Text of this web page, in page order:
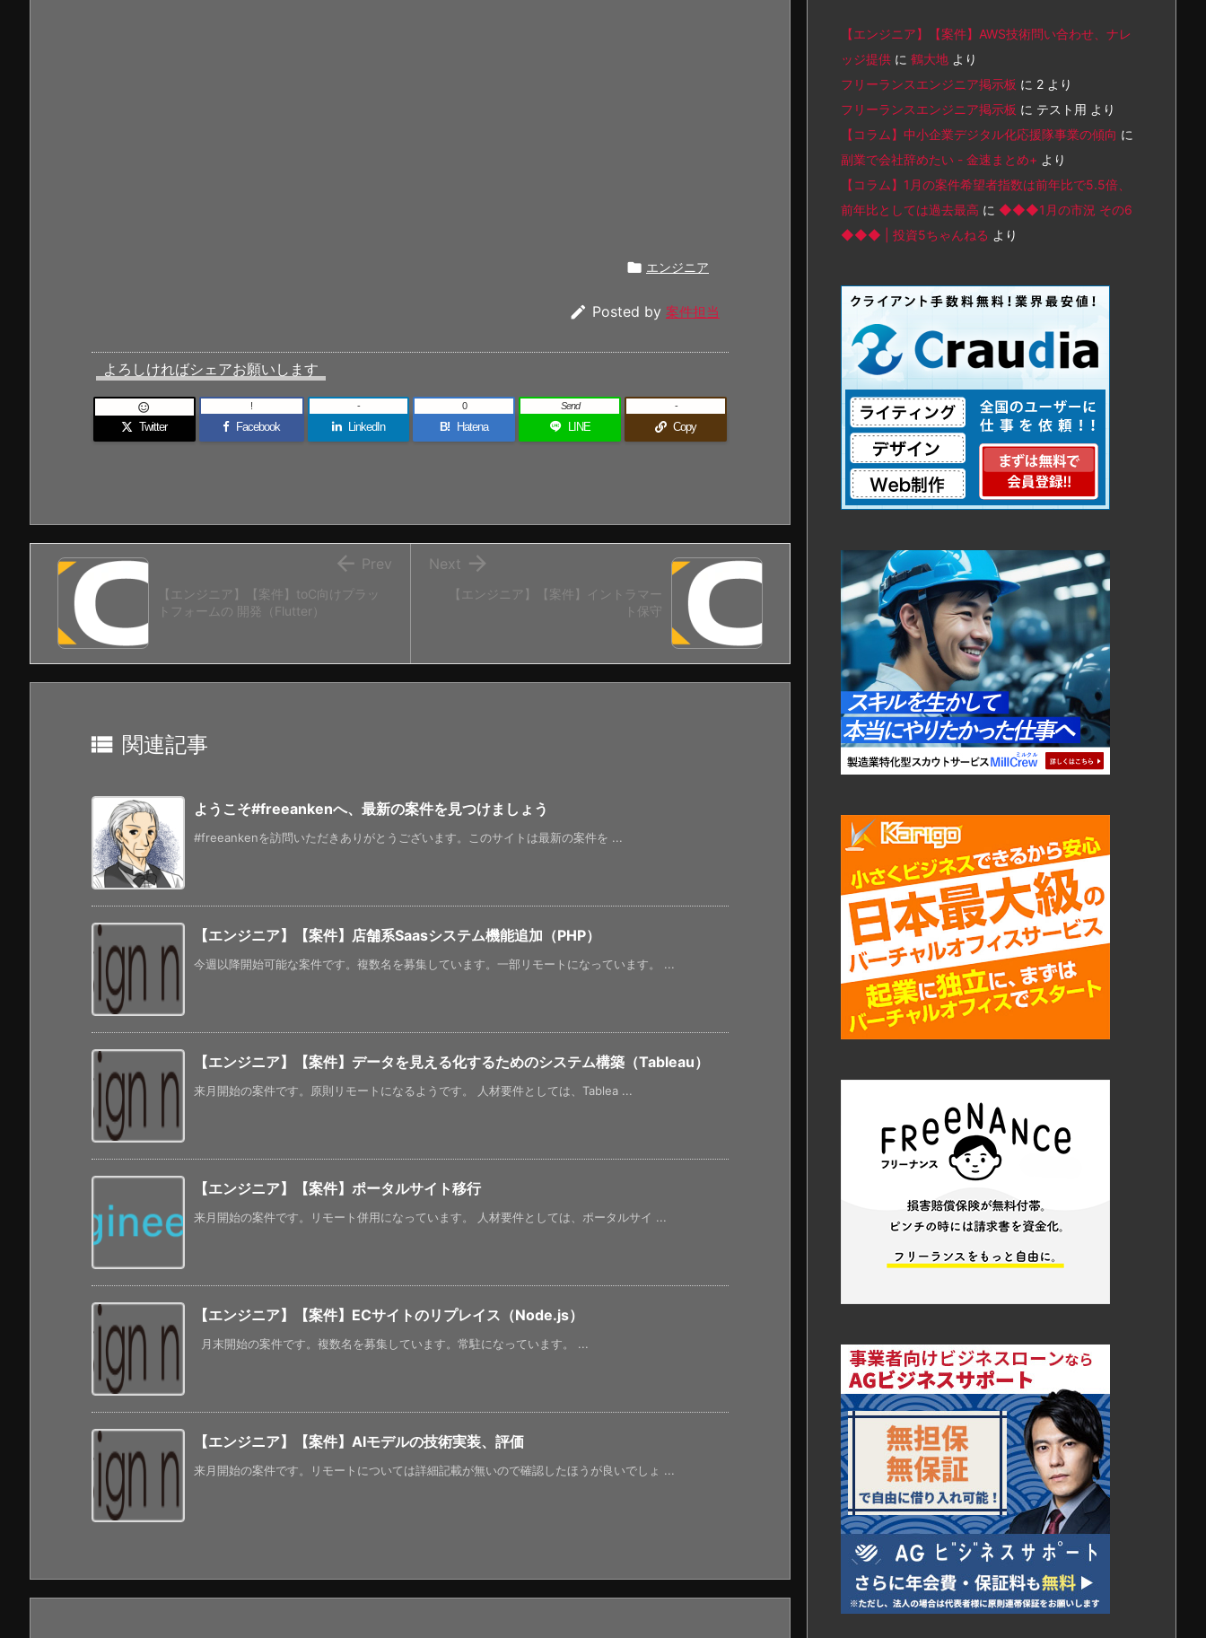
 エンジニア
 Posted by 案件担当
よろしければシェアお願いします
Twitter

Facebook
!
LinkedIn
-
B! Hatena
0
LINE
Send
Copy
-
【エンジニア】【案件】イントラマー
ト保守

Next
【エンジニア】【案件】toC向けプラッ
トフォームの 開発（Flutter）
 Prev
 関連記事
ようこそ#freeankenへ、最新の案件を見つけましょう
#freeankenを訪問いただきありがとうございます。このサイトは最新の案件を ...
【エンジニア】【案件】店舗系Saasシステム機能追加（PHP）
今週以降開始可能な案件です。複数名を募集しています。一部リモートになっています。 ...
【エンジニア】【案件】データを見える化するためのシステム構築（Tableau）
来月開始の案件です。原則リモートになるようです。 人材要件としては、Tablea ...
【エンジニア】【案件】ポータルサイト移行
来月開始の案件です。リモート併用になっています。 人材要件としては、ポータルサイ ...
【エンジニア】【案件】ECサイトのリプレイス（Node.js）
月末開始の案件です。複数名を募集しています。常駐になっています。 ...
【エンジニア】【案件】AIモデルの技術実装、評価
来月開始の案件です。リモートについては詳細記載が無いので確認したほうが良いでしょ ...
【エンジニア】【案件】AWS技術問い合わせ、ナレ
ッジ提供 に 鶴大地 より
フリーランスエンジニア掲示板 に 2 より
フリーランスエンジニア掲示板 に テスト用 より
【コラム】中小企業デジタル化応援隊事業の傾向 に
副業で会社辞めたい - 金速まとめ+ より
【コラム】1月の案件希望者指数は前年比で5.5倍、
前年比としては過去最高 に ◆◆◆1月の市況 その6
◆◆◆ | 投資5ちゃんねる より